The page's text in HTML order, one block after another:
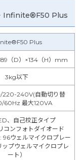
Infinite®F50 Plus
Plus
（D）×134（H）mm
3kg以下
220-240V(自動切り替
60Hz 最大120VA
、自己校正タイプ
コンフォトダイオード
:96ウェルマイクロプレー
ップウェルマイクロプレ
ート）